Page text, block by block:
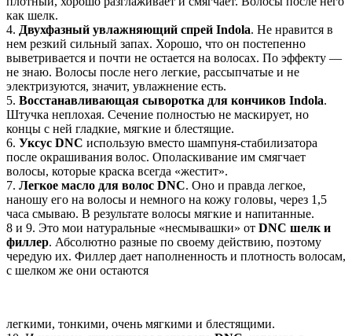
как шелк.
4. Двухфазный увлажняющий спрей Indola. Не нравится в
нем резкий сильный запах. Хорошо, что он постепенно
выветривается и почти не остается на волосах. По эффекту —
не знаю. Волосы после него легкие, рассыпчатые и не
электризуются, значит, увлажнение есть.
5. Восстанавливающая сыворотка для кончиков Indola.
Штучка неплохая. Сечение полностью не маскирует, но
концы с ней гладкие, мягкие и блестящие.
6. Уксус DNC использую вместо шампуня-стабилизатора
после окрашивания волос. Ополаскивание им смягчает
волосы, которые краска всегда «жестит».
7. Легкое масло для волос DNC. Оно и правда легкое,
наношу его на волосы и немного на кожу головы, через 1,5
часа смываю. В результате волосы мягкие и напитанные.
8 и 9. Это мои натуральные «несмывашки» от DNC шелк и
филлер. Абсолютно разные по своему действию, поэтому
чередую их. Филлер дает наполненность и плотность волосам,
с шелком же они остаются
легкими, тонкими, очень мягкими и блестящими.